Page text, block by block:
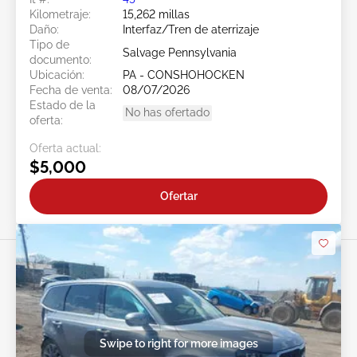
Kilometraje:
15,262 millas
Daño:
Interfaz/Tren de aterrizaje
Tipo de
documento:
Salvage Pennsylvania
Ubicación:
PA - CONSHOHOCKEN
Fecha de venta:
08/07/2026
Estado de la
oferta:
No has ofertado
Oferta actual:
$5,000
Ofertar
Swipe to right for more images